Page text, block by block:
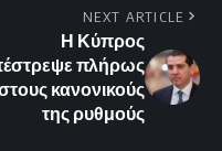
NEXT ARTICLE
Η Κύπρος
πλήρως
κανονικούς
της ρυθμούς